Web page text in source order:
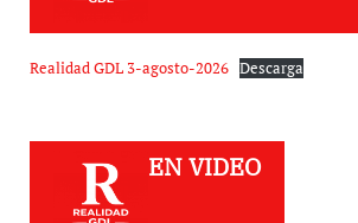
Realidad GDL 3-agosto-2026 Descarga
EN VIDEO